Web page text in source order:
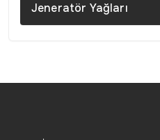
Jeneratör Yağları